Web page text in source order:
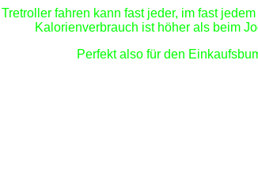
Tretroller fahren kann fast jeder, im fast
Kalorienverbrauch ist höher als beim
Perfekt also für den